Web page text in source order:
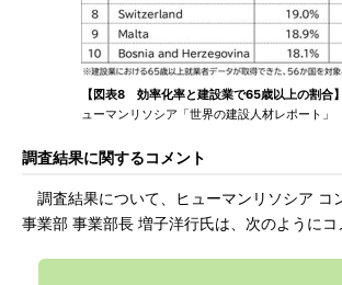
【図表8 効率化率と建設業で65歳以上の割合】
ューマンリソシア「世界の建設人材レポート」
調査結果に関するコメント
調査結果について、ヒューマンリソシア コ
事業部 事業部長 増子洋行氏は、次のようにコ